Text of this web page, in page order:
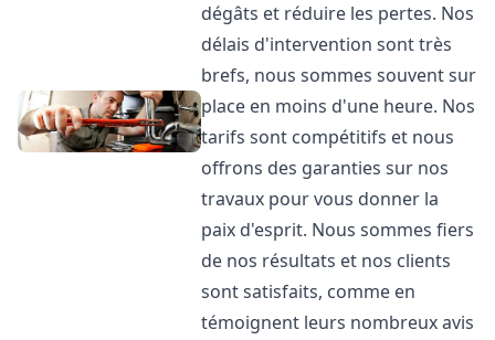
dégâts et réduire les pertes. Nos
délais d'intervention sont très
brefs, nous sommes souvent sur
place en moins d'une heure. Nos
tarifs sont compétitifs et nous
offrons des garanties sur nos
travaux pour vous donner la
paix d'esprit. Nous sommes fiers
de nos résultats et nos clients
sont satisfaits, comme en
témoignent leurs nombreux avis